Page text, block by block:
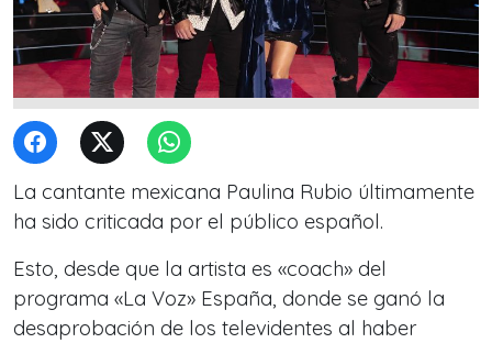
La cantante mexicana Paulina Rubio últimamente
ha sido criticada por el público español.
Esto, desde que la artista es «coach» del
programa «La Voz» España, donde se ganó la
desaprobación de los televidentes al haber